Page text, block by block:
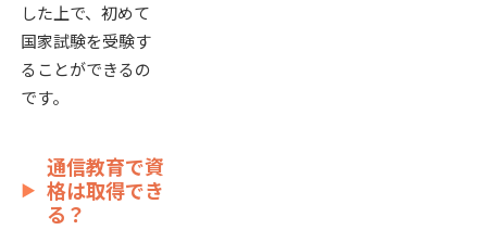
した上で、初めて
国家試験を受験す
ることができるの
です。
通信教育で資
格は取得でき
る？